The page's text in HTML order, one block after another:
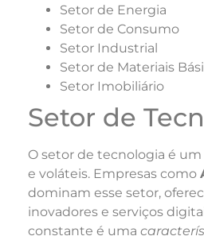
Setor de Energia
Setor de Consumo
Setor Industrial
Setor de Materiais
Setor Imobiliário
Setor de
O setor de tecnologia é
e voláteis. Empresas como
dominam esse setor,
inovadores e serviços
constante é uma